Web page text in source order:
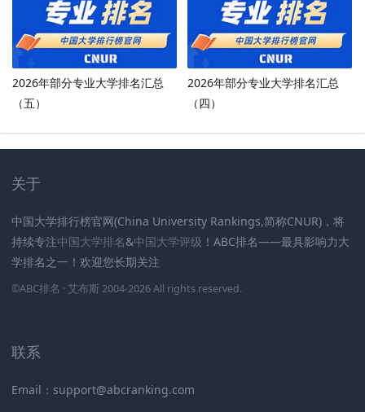
2026年部分专业大学排名汇总
（五）
2026年部分专业大学排名汇总
（四）
关于
中国大学排行榜官网(China University Rankings,简称CNUR)，将
持续专注中国大学排名&中国大学评级 ！ABC排名——最具影响力大
学排名之一！欢迎您长期关注
©ABC排名 · 艾布斯 2004-2026 All rights reserved.
联系
Email：support@abcranking.com